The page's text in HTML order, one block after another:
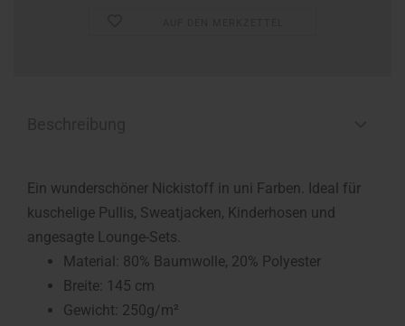
Ein wunderschöner Nickistoff in uni Farben. Ideal für
kuschelige Pullis, Sweatjacken, Kinderhosen und
angesagte Lounge-Sets.
Material: 80% Baumwolle, 20% Polyester
Breite: 145 cm
Gewicht: 250g/m²